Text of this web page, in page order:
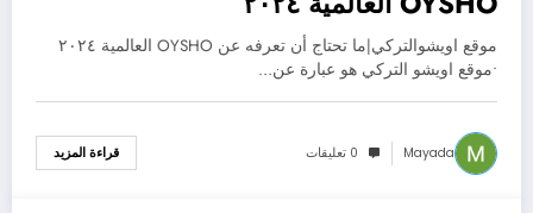
موقع اويشوالتركي|ما تحتاج أن تعرفه عن OYSHO العالمية ٢٠٢٤
•موقع اويشو التركي هو عبارة عن…
Mayada 0 تعليقات قراءة المزيد